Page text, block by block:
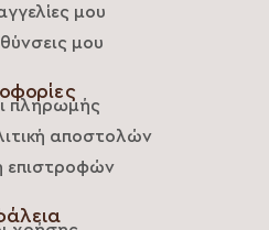
μου
μου
πληρωμής
αποστολών
επιστροφών